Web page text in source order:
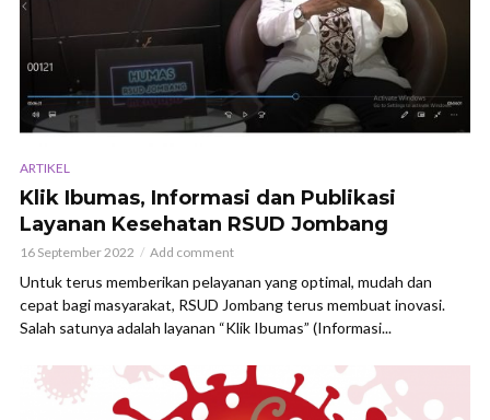
ARTIKEL
Klik Ibumas, Informasi dan Publikasi
Layanan Kesehatan RSUD Jombang
16 September 2022 Add comment
Untuk terus memberikan pelayanan yang optimal, mudah dan
cepat bagi masyarakat, RSUD Jombang terus membuat inovasi.
Salah satunya adalah layanan “Klik Ibumas” (Informasi...